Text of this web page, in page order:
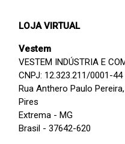
LOJA VIRTUAL
Vestem
VESTEM INDÚSTRIA E
CNPJ: 12.323.211/0001-44
Rua Anthero Paulo
Pires
Extrema - MG
Brasil - 37642-620